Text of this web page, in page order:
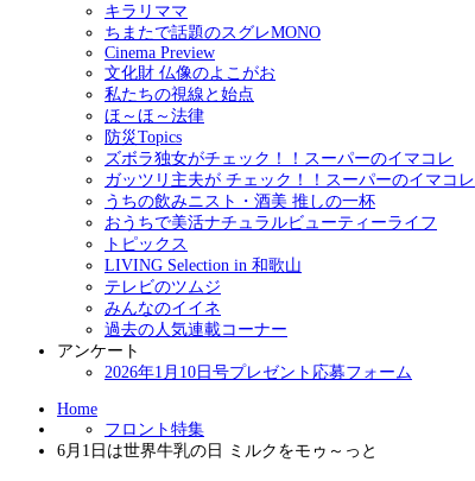
キラリママ
ちまたで話題のスグレMONO
Cinema Preview
文化財 仏像のよこがお
私たちの視線と始点
ほ～ほ～法律
防災Topics
ズボラ独女がチェック！！スーパーのイマコレ
ガッツリ主夫が チェック！！スーパーのイマコレ
うちの飲みニスト・酒美 推しの一杯
おうちで美活ナチュラルビューティーライフ
トピックス
LIVING Selection in 和歌山
テレビのツムジ
みんなのイイネ
過去の人気連載コーナー
アンケート
2026年1月10日号プレゼント応募フォーム
Home
フロント特集
6月1日は世界牛乳の日 ミルクをモゥ～っと